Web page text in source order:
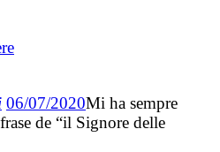
06/07/2020Mi ha sempre
de “il Signore delle